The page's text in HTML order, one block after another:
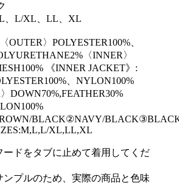
、L/XL、LL、XL
OUTER〉POLYESTER100%、
〈INNER〉
《INNER JACKET》:
、NYLON100%
DOWN70%,FEATHER30%
BLACK②NAVY/
XL,LL,XL
ードをタブに止めて着用してくだ
ンプルのため、実際の商品と色味